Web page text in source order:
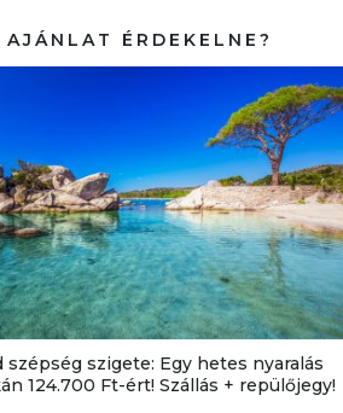
AJÁNLAT ÉRDEKELNE?
szépség szigete: Egy hetes nyaralás
124.700 Ft-ért! Szállás + repülőjegy!